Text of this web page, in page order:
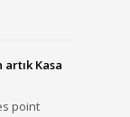
Kasa
point